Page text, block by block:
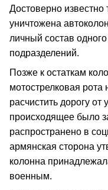
Достоверно
уничтожена
личный состав
подразделений.
Позже к остаткам
мотострелковая
расчистить дорогу
происходящее было
распространено в
армянская сторона
колонна
военным.